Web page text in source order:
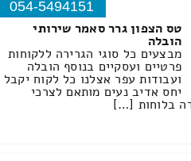
054-5494151
טס הצפון גרר סאמר שירותי
הובלה
מבצעים כל סוגי הגרירה ללקוחות
פרטיים ועסקיים בנוסף הובלה
ועבודות עפר אצלנו כל לקוח יקבל
יחס אדיב נעים מותאם לצרכי
בלוחות […]